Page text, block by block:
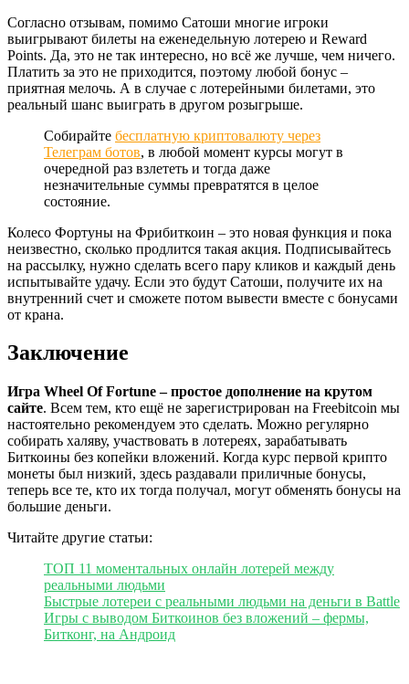
Согласно отзывам, помимо Сатоши многие игроки
выигрывают билеты на еженедельную лотерею и Reward
Points. Да, это не так интересно, но всё же лучше, чем ничего.
Платить за это не приходится, поэтому любой бонус –
приятная мелочь. А в случае с лотерейными билетами, это
реальный шанс выиграть в другом розыгрыше.
Собирайте бесплатную криптовалюту через
Телеграм ботов, в любой момент курсы могут в
очередной раз взлететь и тогда даже
незначительные суммы превратятся в целое
состояние.
Колесо Фортуны на Фрибиткоин – это новая функция и пока
неизвестно, сколько продлится такая акция. Подписывайтесь
на рассылку, нужно сделать всего пару кликов и каждый день
испытывайте удачу. Если это будут Сатоши, получите их на
внутренний счет и сможете потом вывести вместе с бонусами
от крана.
Заключение
Игра Wheel Of Fortune – простое дополнение на крутом
сайте. Всем тем, кто ещё не зарегистрирован на Freebitcoin мы
настоятельно рекомендуем это сделать. Можно регулярно
собирать халяву, участвовать в лотереях, зарабатывать
Биткоины без копейки вложений. Когда курс первой крипто
монеты был низкий, здесь раздавали приличные бонусы,
теперь все те, кто их тогда получал, могут обменять бонусы на
большие деньги.
Читайте другие статьи:
ТОП 11 моментальных онлайн лотерей между
реальными людьми
Быстрые лотереи с реальными людьми на деньги в Battle
Игры с выводом Биткоинов без вложений – фермы,
Битконг, на Андроид